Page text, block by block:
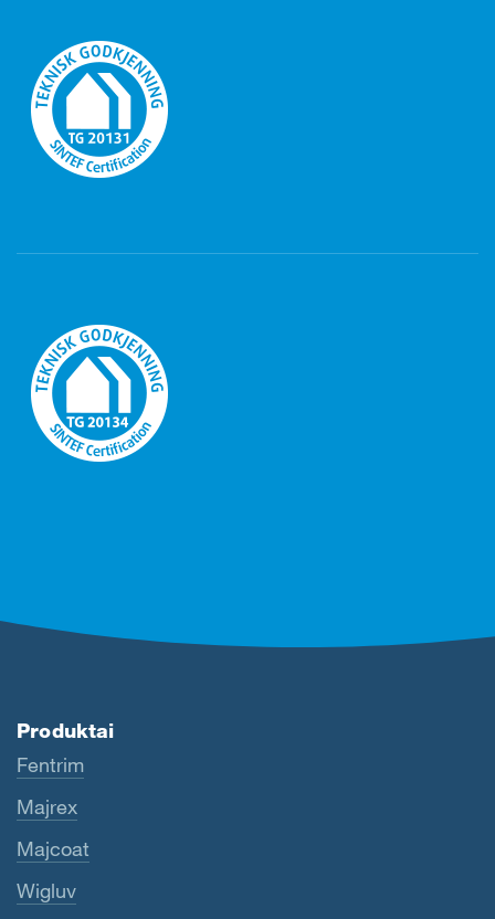
Produktai
Fentrim
Majrex
Majcoat
Wigluv